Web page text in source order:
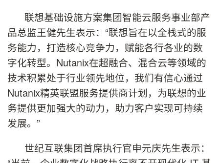
联想基础设施方案集团智能云服务事业部产
品总监王健先生表示：“联想旨在以全栈式的服
务能力，打造核心竞争力，赋能各行各业的数
字化转型。Nutanix在超融合、混合云等领域的
技术积累处于行业领先地位，我们有信心通过
Nutanix精英联盟服务提供商计划，为联想的业
务提供更加强大的动力，助力客户实现可持续
发展。”
世纪互联集团首席执行官申元庆先生表示：